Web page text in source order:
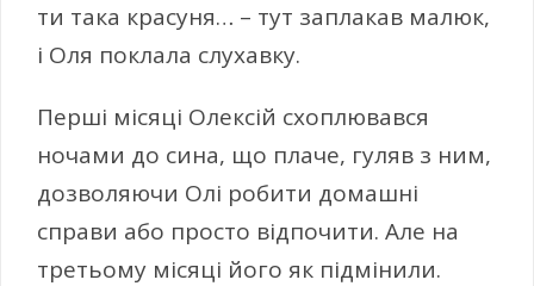
ти така красуня… – тут заплакав малюк,
і Оля поклала слухавку.
Перші місяці Олексій схоплювався
ночами до сина, що плаче, гуляв з ним,
дозволяючи Олі робити домашні
справи або просто відпочити. Але на
третьому місяці його як підмінили.